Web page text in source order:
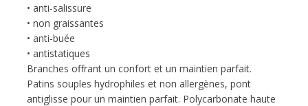
• anti-salissure
• non graissantes
• anti-buée
• antistatiques
Branches offrant un confort et un maintien parfait.
Patins souples hydrophiles et non allergènes, pont
antiglisse pour un maintien parfait. Polycarbonate haute